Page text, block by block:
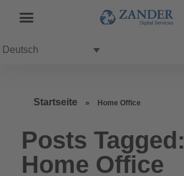
Deutsch
Startseite » Home Office
Posts Tagged:
Home Office